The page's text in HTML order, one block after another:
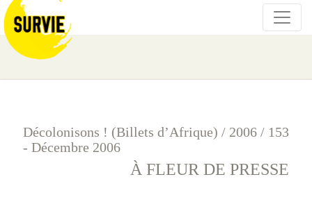
Décolonisons ! (Billets d’Afrique) / 2006 / 153
- Décembre 2006
À FLEUR DE PRESSE